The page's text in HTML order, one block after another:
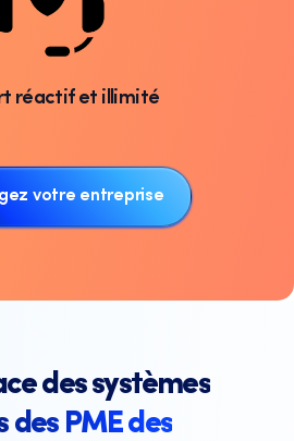
réactif et illimité
votre entreprise
des systèmes
PME des